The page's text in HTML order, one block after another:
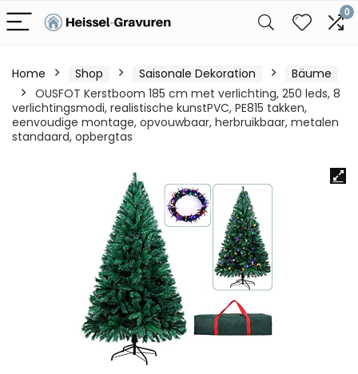
0
Home Shop Saisonale Dekoration
Bäume
OUSFOT Kerstboom 185 cm met verlichting, 250 leds, 8
verlichtingsmodi, realistische kunstPVC, PE815 takken,
eenvoudige montage, opvouwbaar, herbruikbaar, metalen
standaard, opbergtas